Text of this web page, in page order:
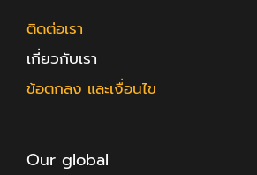
ติดต่อเรา
เกี่ยวกับเรา
ข้อตกลง และเงื่อนไข
Our global